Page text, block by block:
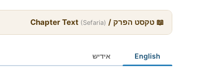
📖 טקסט הפרק / Chapter Text (Sefaria)
English אידיש